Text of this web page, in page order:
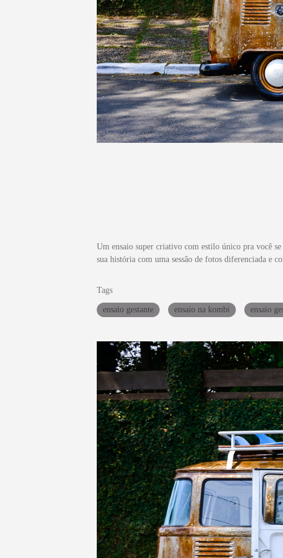
Um ensaio super criativo com estilo único pra você se
sua história com uma sessão de fotos diferenciada e
Tags
ensaio gestante ensaio na kombi ensaio